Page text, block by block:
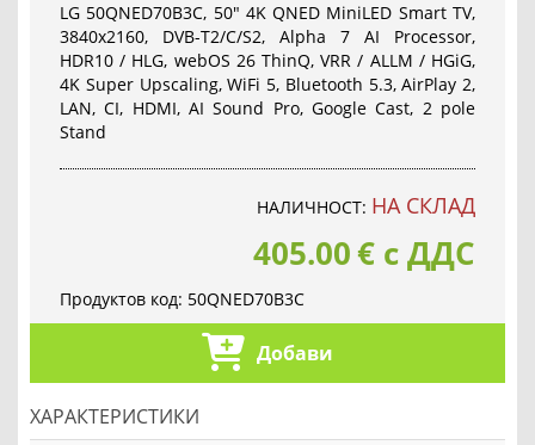
LG 50QNED70B3C, 50" 4K QNED MiniLED Smart TV,
3840x2160, DVB-T2/C/S2, Alpha 7 AI Processor,
HDR10 / HLG, webOS 26 ThinQ, VRR / ALLM / HGiG,
4K Super Upscaling, WiFi 5, Bluetooth 5.3, AirPlay 2,
LAN, CI, HDMI, AI Sound Pro, Google Cast, 2 pole
Stand
НАЛИЧНОСТ: НА СКЛАД
405.00€ с ДДС
Продуктов код: 50QNED70B3C
Добави
ХАРАКТЕРИСТИКИ